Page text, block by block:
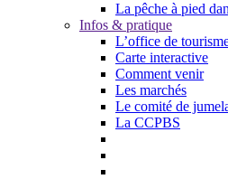
La pêche à pied
Infos & pratique
L’office de
Carte interactive
Comment venir
Les marchés
Le comité de
La CCPBS